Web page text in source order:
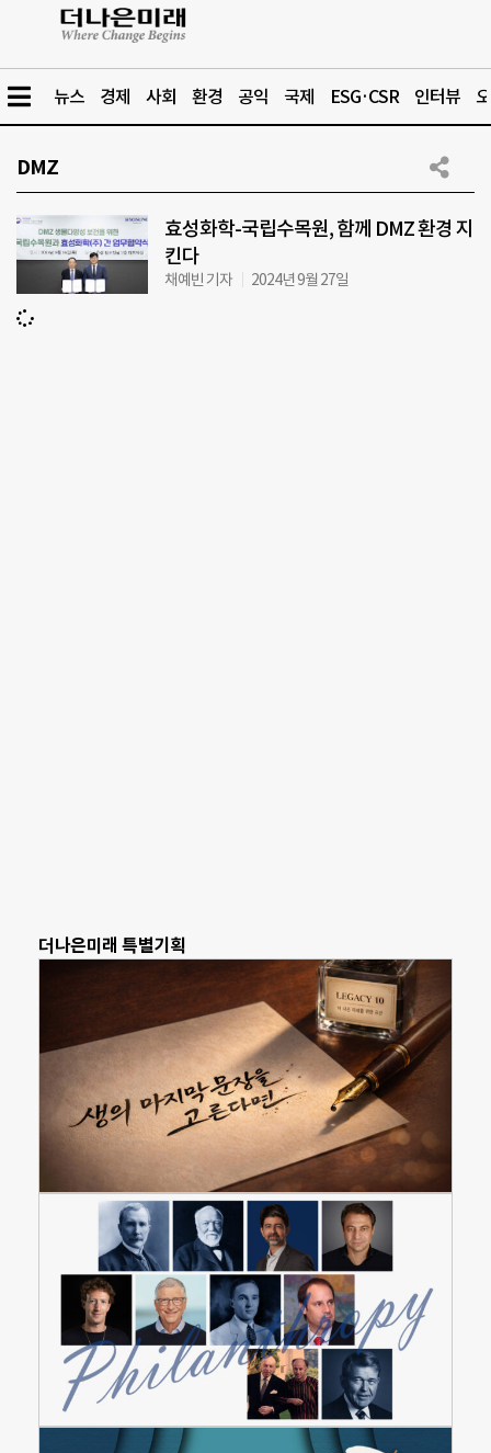
뉴스 경제 사회 환경 공익 국제 ESG·CSR 인터뷰
DMZ
효성화학-국립수목원, 함께 DMZ 환경 지
킨다
채예빈 기자 2024년 9월 27일
더나은미래 특별기획